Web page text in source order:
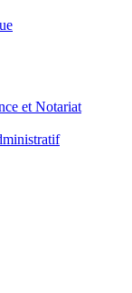
et Notariat